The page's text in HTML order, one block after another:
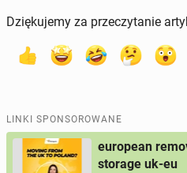
Dziękujemy za przeczytanie
LINKI SPONSOROWANE
european
storage uk-eu